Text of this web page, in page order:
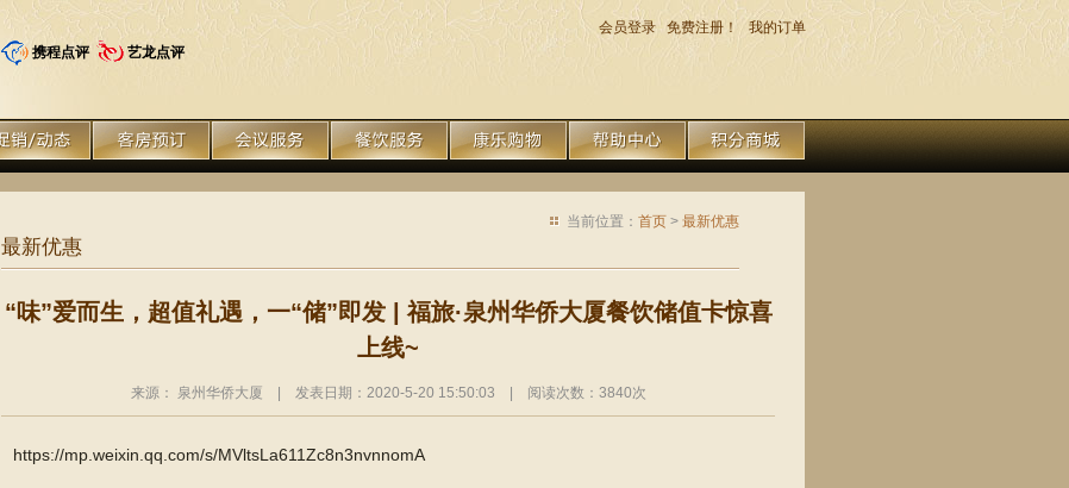
携程点评 艺龙点评
会员登录 免费注册！ 我的订单
当前位置： 首页 > 最新优惠
最新优惠
“味”爱而生，超值礼遇，一“储”即发 | 福旅·泉州华侨大厦餐饮储值卡惊喜
上线~
来源： 泉州华侨大厦 | 发表日期：2020-5-20 15:50:03 | 阅读次数：3840次
https://mp.weixin.qq.com/s/MVltsLa611Zc8n3nvnnomA